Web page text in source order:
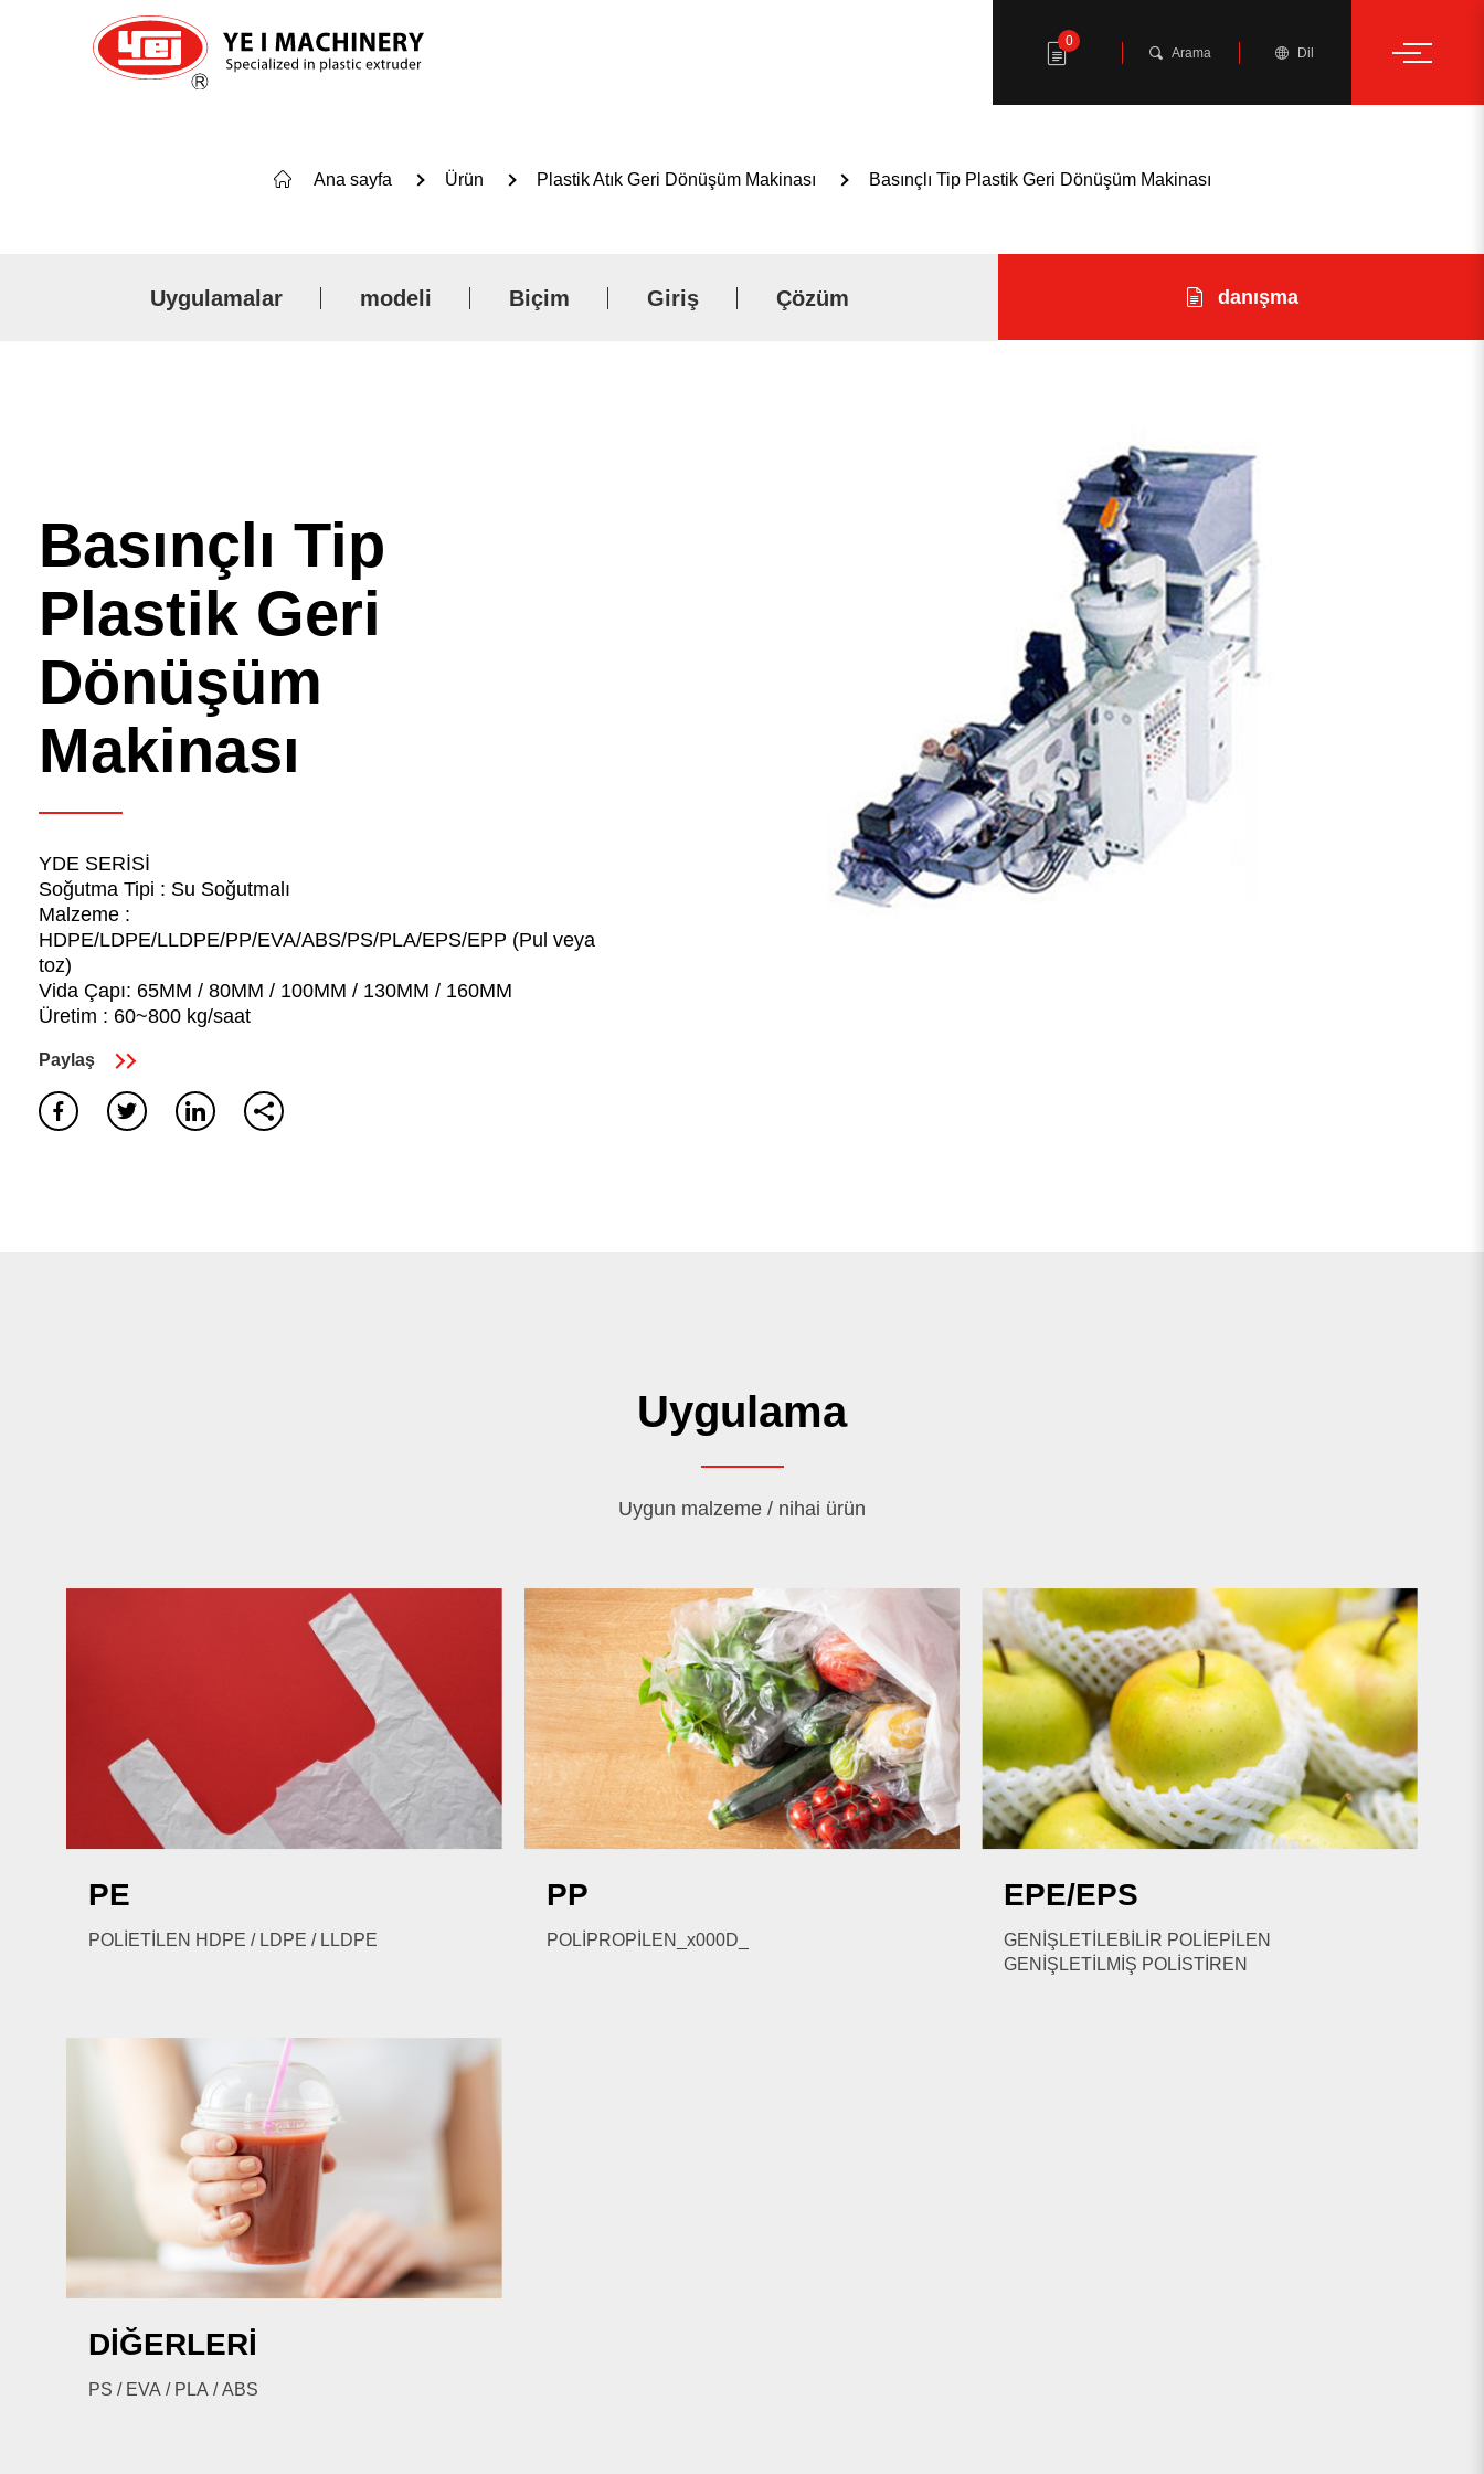
0
Arama Dil
ANAHTAR KELİME ÖNERİ
Plastik Atık Geri Dönüşüm Makinası
0sonuç bulundu
Sonuç yok, Lütfen tüm kelimelerin doğru yazıldığından emin olun veya farklı anahtar kelimeler deneyin. tekrar aramak
Ana sayfa Ürün Plastik Atık Geri Dönüşüm Makinası Basınçlı Tip Plastik Geri Dönüşüm Makinası
Uygulamalar modeli Biçim Giriş Çözüm danışma
Basınçlı Tip
Plastik Geri
Dönüşüm
Makinası
YDE SERİSİ
Soğutma Tipi : Su Soğutmalı
Malzeme :
HDPE/LDPE/LLDPE/PP/EVA/ABS/PS/PLA/EPS/EPP (Pul veya
toz)
Vida Çapı: 65MM / 80MM / 100MM / 130MM / 160MM
Üretim : 60~800 kg/saat
Paylaş
Uygulama
Uygun malzeme / nihai ürün
PE
POLİETİLEN HDPE / LDPE / LLDPE
PP
POLİPROPİLEN_x000D_
EPE/EPS
GENİŞLETİLEBİLİR POLİEPİLEN
GENİŞLETİLMİŞ POLİSTİREN
DİĞERLERİ
PS / EVA / PLA / ABS